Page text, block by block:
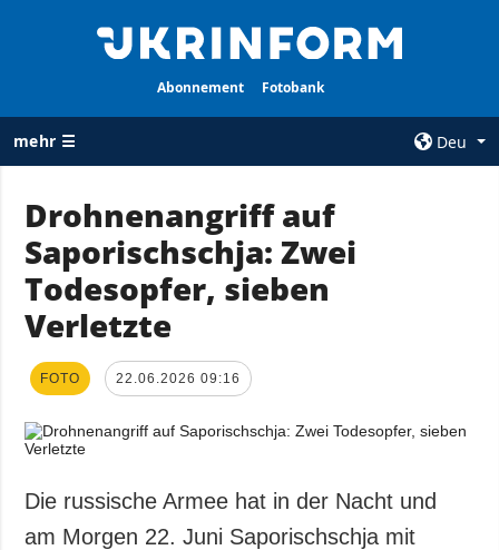
Abonnement Fotobank
mehr ☰
Deu
ALLE
RUBRIKEN
Krieg
Wiederaufbau
der Ukraine
Wirtschaft
Gesellschaft und
Kultur
AGENTUR
Über uns
und zum Schutz
Drohnenangriff auf
Saporischschja: Zwei
Todesopfer, sieben
Verletzte
FOTO 22.06.2026 09:16
Die russische Armee hat in der Nacht und
am Morgen 22. Juni Saporischschja mit